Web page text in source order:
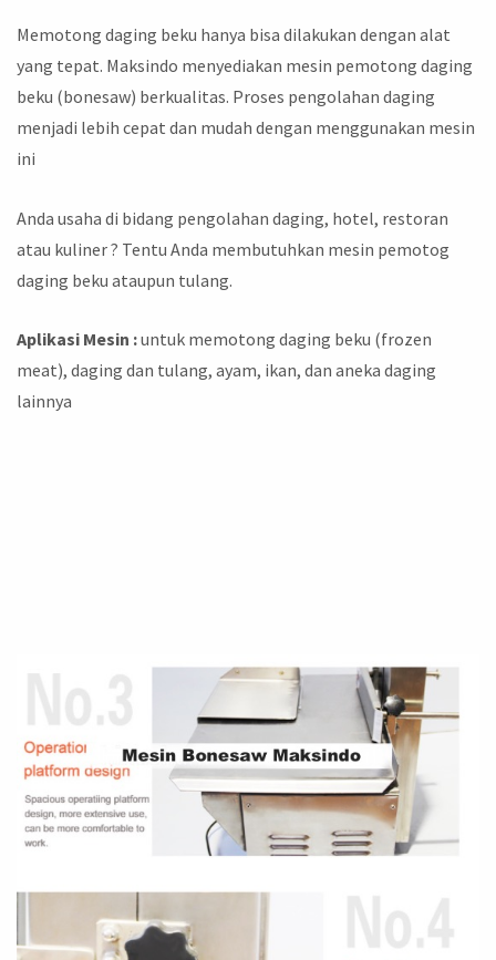
Memotong daging beku hanya bisa dilakukan dengan alat
yang tepat. Maksindo menyediakan mesin pemotong daging
beku (bonesaw) berkualitas. Proses pengolahan daging
menjadi lebih cepat dan mudah dengan menggunakan mesin
ini
Anda usaha di bidang pengolahan daging, hotel, restoran
atau kuliner ? Tentu Anda membutuhkan mesin pemotog
daging beku ataupun tulang.
Aplikasi Mesin :untuk memotong daging beku (frozen
meat), daging dan tulang, ayam, ikan, dan aneka daging
lainnya